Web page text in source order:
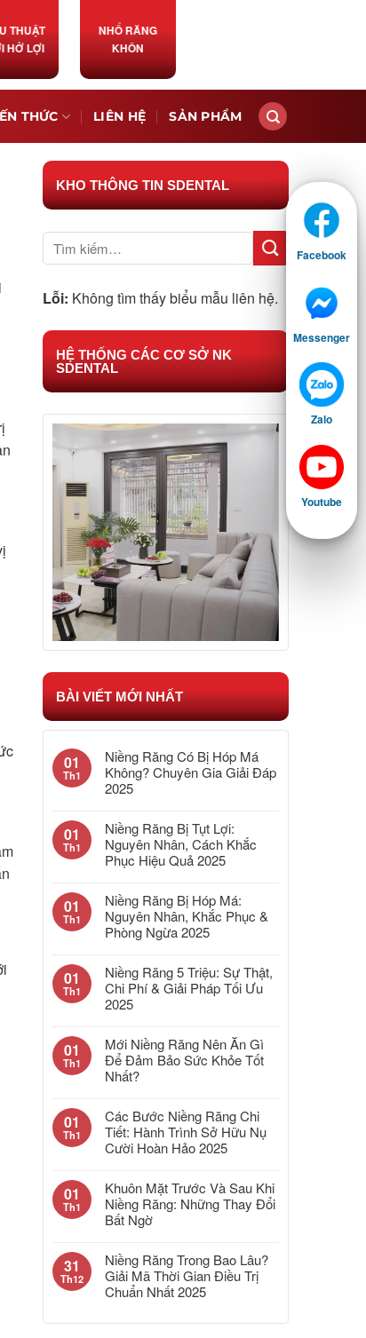
THUẬT
HỞ LỢI
NHỔ RĂNG
KHÔN
THỨC LIÊN HỆ SẢN PHẨM
KHO THÔNG TIN SDENTAL
Lỗi: Không tìm thấy biểu mẫu liên hệ.
HỆ THỐNG CÁC CƠ SỞ NK
SDENTAL
BÀI VIẾT MỚI NHẤT
01
Th1
Niềng Răng Có Bị Hóp Má
Không? Chuyên Gia Giải Đáp
2025
01
Th1
Niềng Răng Bị Tụt Lợi:
Nguyên Nhân, Cách Khắc
Phục Hiệu Quả 2025
01
Th1
Niềng Răng Bị Hóp Má:
Nguyên Nhân, Khắc Phục &
Phòng Ngừa 2025
01
Th1
Niềng Răng 5 Triệu: Sự Thật,
Chi Phí & Giải Pháp Tối Ưu
2025
01
Th1
Mới Niềng Răng Nên Ăn Gì
Để Đảm Bảo Sức Khỏe Tốt
Nhất?
01
Th1
Các Bước Niềng Răng Chi
Tiết: Hành Trình Sở Hữu Nụ
Cười Hoàn Hảo 2025
01
Th1
Khuôn Mặt Trước Và Sau Khi
Niềng Răng: Những Thay Đổi
Bất Ngờ
31
Th12
Niềng Răng Trong Bao Lâu?
Giải Mã Thời Gian Điều Trị
Chuẩn Nhất 2025
Facebook
Messenger
Zalo
Youtube